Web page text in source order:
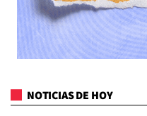
NOTICIAS DE HOY